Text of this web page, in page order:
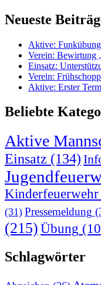
Neueste
Aktive:
Verein: Bewirtung
Einsatz:
Verein:
Aktive: Erster
Beliebte
Aktive
Einsatz (134)
Kinderfeuerwehr
(31) Pressemeldung
(215)Übung
Schlagwörter